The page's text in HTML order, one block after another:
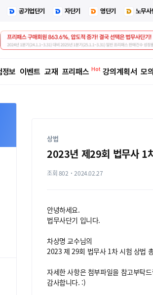
공기업단기 자단기 영단기 노무사
정보 이벤트 교재 프리패스 강의계획서 모
상법
2023년 제29회 법무사 1
조회 802 2024.02.27
안녕하세요.
법무사단기 입니다.
차상명 교수님의
2023 제 29회 법무사 1차 시험 상법
자세한 사항은 첨부파일을 참고부탁
감사합니다. :)